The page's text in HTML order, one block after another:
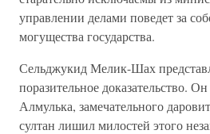
управлении делами поведет за
могущества государства.
Сельджукид Мелик-Шах
поразительное доказательство.
Алмулька, замечательного
султан лишил милостей этого